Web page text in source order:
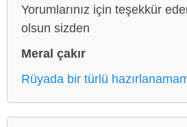
Yorumlarınız için teşekkür
olsun sizden
Meral çakır
Rüyada bir türlü